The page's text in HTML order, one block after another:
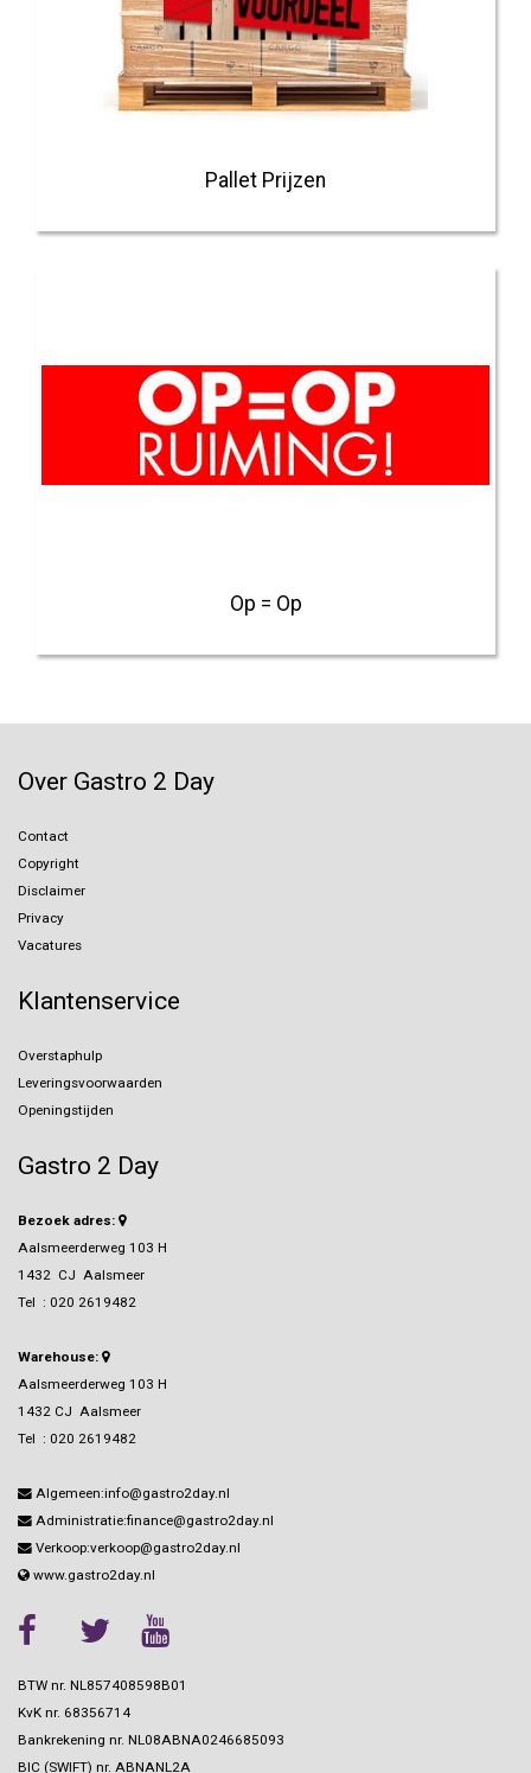
Pallet Prijzen
Op = Op
Over Gastro 2 Day
Contact
Copyright
Disclaimer
Privacy
Vacatures
Klantenservice
Overstaphulp
Leveringsvoorwaarden
Openingstijden
Gastro 2 Day
Bezoek adres:
Aalsmeerderweg 103 H
1432 CJ Aalsmeer
Tel : 020 2619482
Warehouse:
Aalsmeerderweg 103 H
1432 CJ Aalsmeer
Tel : 020 2619482
Algemeen:info@gastro2day.nl
Administratie:finance@gastro2day.nl
Verkoop:verkoop@gastro2day.nl
www.gastro2day.nl
BTW nr. NL857408598B01
KvK nr. 68356714
Bankrekening nr. NL08ABNA0246685093
BIC (SWIFT) nr. ABNANL2A